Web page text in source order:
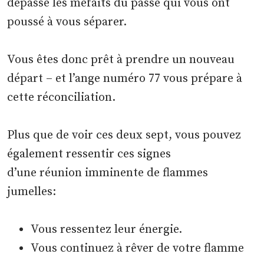
dépassé les méfaits du passé qui vous ont
poussé à vous séparer.
Vous êtes donc prêt à prendre un nouveau
départ – et l’ange numéro 77 vous prépare à
cette réconciliation.
Plus que de voir ces deux sept, vous pouvez
également ressentir ces signes
d’une réunion imminente de flammes
jumelles:
Vous ressentez leur énergie.
Vous continuez à rêver de votre flamme